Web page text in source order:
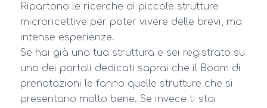
Ripartono le ricerche di piccole strutture
microricettive per poter vivere delle brevi, ma
intense esperienze.
Se hai già una tua struttura e sei registrato su
uno dei portali dedicati saprai che il Boom di
prenotazioni le fanno quelle strutture che si
presentano molto bene. Se invece ti stai